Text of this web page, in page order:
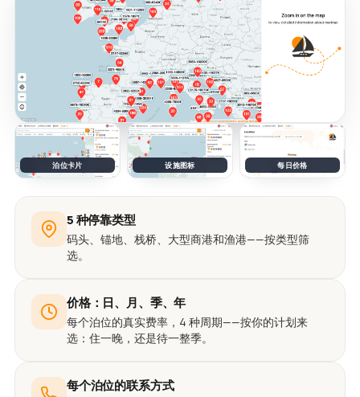
泊位卡片 设施图标 每日价格
5 种停靠类型
码头、锚地、栈桥、大型商港和渔港——按类型筛
选。
价格：日、月、季、年
每个泊位的真实费率，4 种周期——按你的计划来
选：住一晚，还是待一整季。
每个泊位的联系方式